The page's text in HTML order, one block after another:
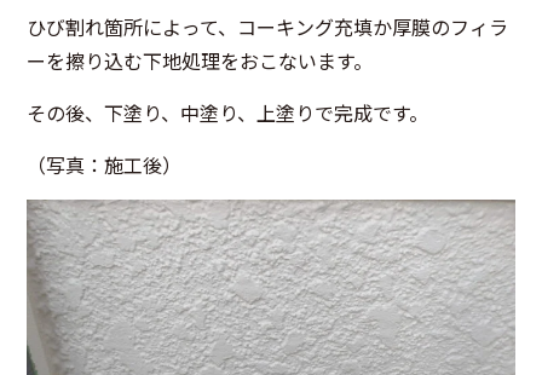
ひび割れ箇所によって、コーキング充填か厚膜のフィラ
ーを擦り込む下地処理をおこないます。
その後、下塗り、中塗り、上塗りで完成です。
（写真：施工後）